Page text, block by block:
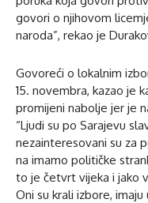
govori o njihovom
naroda”, rekao je
Govoreći o lokalnim
15. novembra, kazao je
promijeni nabolje jer je
“Ljudi su po Sarajevu
nezainteresovani su za
na imamo političke
to je četvrt vijeka i jako
Oni su krali izbore,